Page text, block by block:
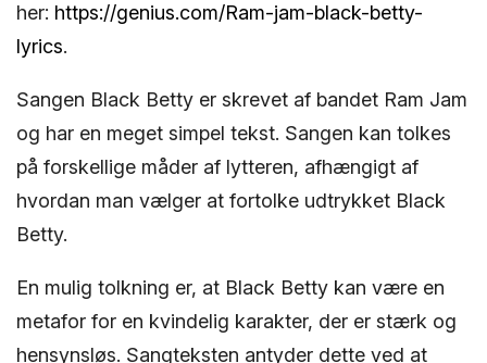
her: https://genius.com/Ram-jam-black-betty-
lyrics.
Sangen Black Betty er skrevet af bandet Ram Jam
og har en meget simpel tekst. Sangen kan tolkes
på forskellige måder af lytteren, afhængigt af
hvordan man vælger at fortolke udtrykket Black
Betty.
En mulig tolkning er, at Black Betty kan være en
metafor for en kvindelig karakter, der er stærk og
hensynsløs. Sangteksten antyder dette ved at